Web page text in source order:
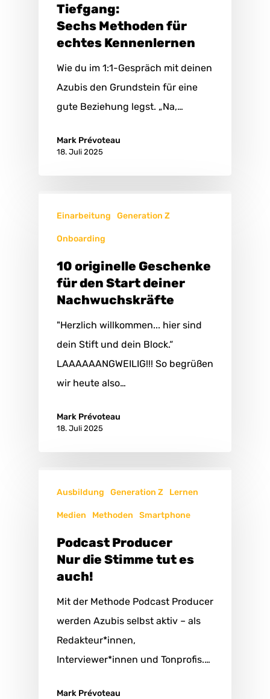
Tiefgang:
Sechs Methoden für
echtes Kennenlernen
Wie du im 1:1-Gespräch mit deinen
Azubis den Grundstein für eine
gute Beziehung legst. „Na,…
Mark Prévoteau
18. Juli 2025
Einarbeitung Generation Z
Onboarding
10 originelle Geschenke
für den Start deiner
Nachwuchskräfte
"Herzlich willkommen... hier sind
dein Stift und dein Block.“
LAAAAAANGWEILIG!!! So begrüßen
wir heute also…
Mark Prévoteau
18. Juli 2025
Ausbildung Generation Z Lernen
Medien Methoden Smartphone
Podcast Producer
Nur die Stimme tut es
auch!
Mit der Methode Podcast Producer
werden Azubis selbst aktiv – als
Redakteur*innen,
Interviewer*innen und Tonprofis.…
Mark Prévoteau